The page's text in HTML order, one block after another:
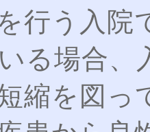
行う入院
る場合、
縮を図